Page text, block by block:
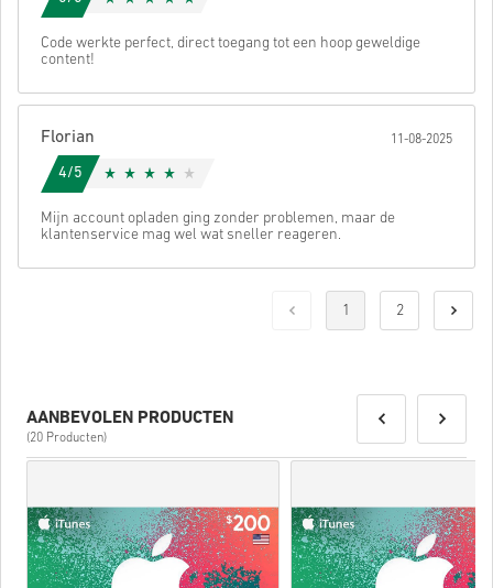
Code werkte perfect, direct toegang tot een hoop geweldige
content!
Florian 11-08-2025
4/5
Mijn account opladen ging zonder problemen, maar de
klantenservice mag wel wat sneller reageren.
1 2
AANBEVOLEN PRODUCTEN
(20 Producten)